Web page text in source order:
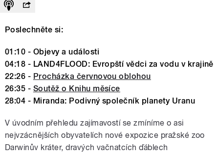
Poslechněte si:
01:10 - Objevy a události
04:18 - LAND4FLOOD: Evropští vědci za vodu v krajině
22:26 - Procházka červnovou oblohou
26:35 - Soutěž o Knihu měsíce
28:04 - Miranda: Podivný společník planety Uranu
V úvodním přehledu zajímavostí se zmíníme o asi
nejvzácnějších obyvatelích nové expozice pražské zoo
Darwinův kráter, dravých vačnatcích ďáblech